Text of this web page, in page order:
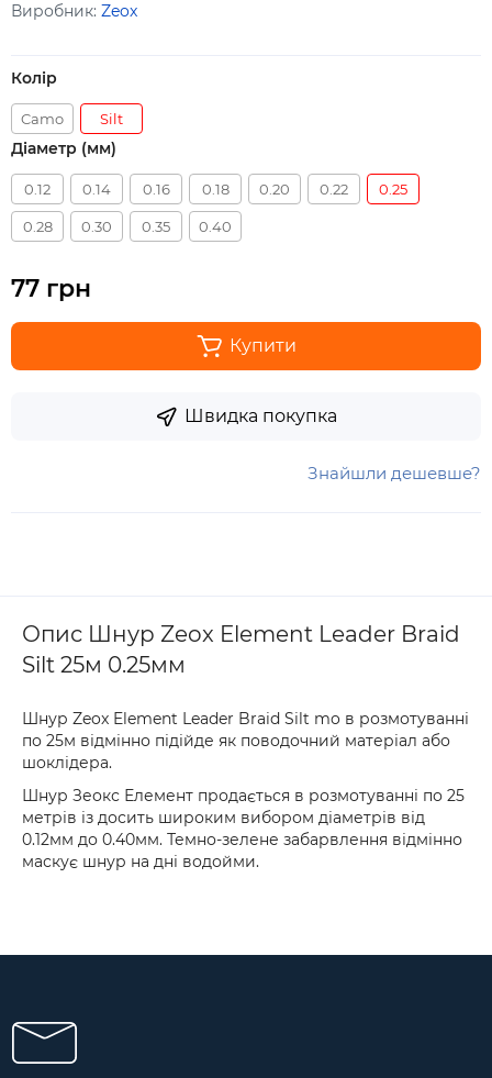
Виробник: Zeox
Колір
Camo Silt
Діаметр (мм)
0.12 0.14 0.16 0.18 0.20 0.22 0.25
0.28 0.30 0.35 0.40
77 грн
Купити
Швидка покупка
Знайшли дешевше?
Опис Шнур Zeox Element Leader Braid
Silt 25м 0.25мм
Шнур Zeox Element Leader Braid Silt mo в розмотуванні
по 25м відмінно підійде як поводочний матеріал або
шоклідера.
Шнур Зеокс Елемент продається в розмотуванні по 25
метрів із досить широким вибором діаметрів від
0.12мм до 0.40мм. Темно-зелене забарвлення відмінно
маскує шнур на дні водойми.